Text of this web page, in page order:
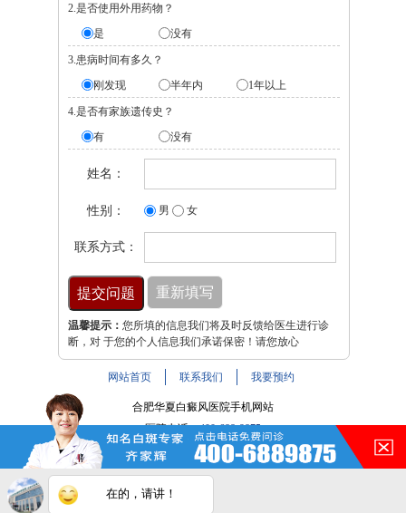
2.是否使用外用药物？
是
没有
3.患病时间有多久？
刚发现
半年内 1年以上
4.是否有家族遗传史？
有
没有
姓名：
性别： 男 女
联系方式：
温馨提示： 您所填的信息我们将及时反馈给医生进行诊
断，对 于您的个人信息我们承诺保密！请您放心
网站首页 联系我们 我要预约
合肥华夏白癜风医院手机网站
医院电话：400-688-9875
医院地址：合肥市铜陵路与裕溪路交叉路口
注：本网站信息仅供参考，不能作为诊断及医疗依据，服用
药物或进行治疗时请遵医嘱。如有转载或引用文章涉及版权
在的，请讲！